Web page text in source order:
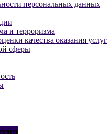
персональных данных
и терроризма
качества оказания услуг
сферы